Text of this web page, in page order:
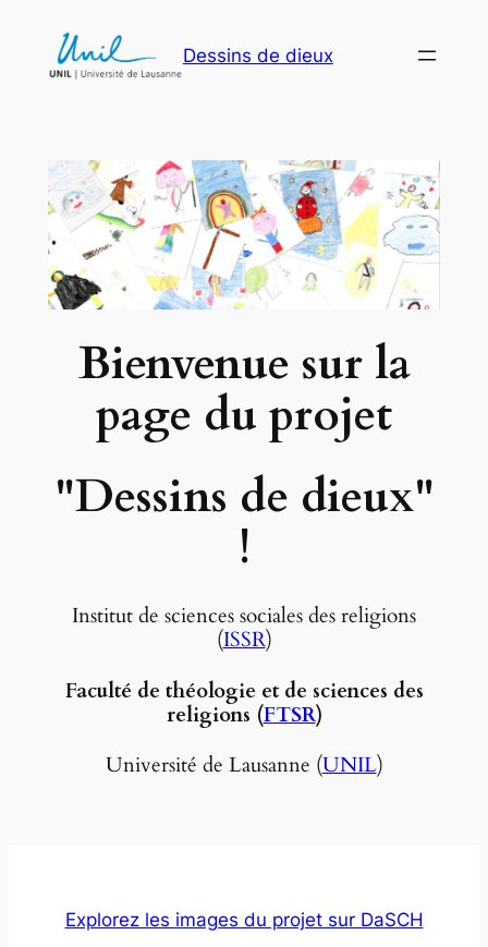
contenu
Dessins de dieux
Bienvenue sur la
page du projet
"Dessins de dieux"
!
Institut de sciences sociales des religions
(ISSR)
Faculté de théologie et de sciences des
religions (FTSR)
Université de Lausanne (UNIL)
Explorez les images du projet sur DaSCH